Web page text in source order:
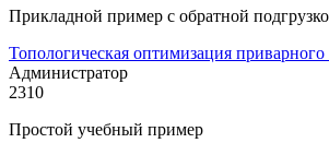
Прикладной пример с обратной
Топологическая оптимизация
Администратор
2310
Простой учебный пример